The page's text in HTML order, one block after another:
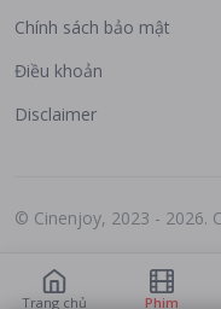
Chính sách bảo mật
Điều khoản
Disclaimer
© Cinenjoy, 2023 - 2026.
Trang chủ Phim